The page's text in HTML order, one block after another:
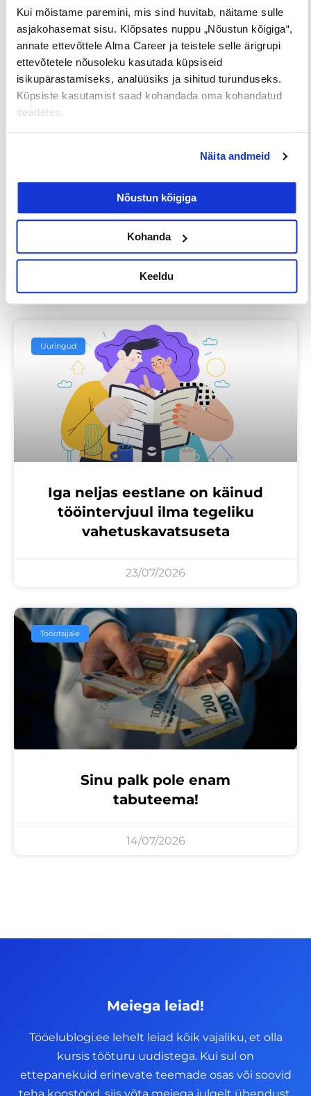
Kui mõistame paremini, mis sind huvitab, näitame sulle
asjakohasemat sisu. Klõpsates nuppu „Nõustun kõigiga“,
annate ettevõttele Alma Career ja teistele selle ärigrupi
ettevõtetele nõusoleku kasutada küpsiseid
isikupärastamiseks, analüüsiks ja sihitud turunduseks.
Küpsiste kasutamist saad kohandada oma kohandatud
seadetes.
Näita andmeid
Nõustun kõigiga
Kohanda
Keeldu
Palk alates
2500€
Lisateenimise
võimalus
noortele
Jaga postitust
EELMINE JÄRGMINE
Loe lisaks
Uuringud
Iga neljas eestlane on käinud
tööintervjuul ilma tegeliku
vahetuskavatsuseta
23/07/2026
Tööotsijale
Sinu palk pole enam
tabuteema!
14/07/2026
Meiega leiad!
Tööelublogi.ee lehelt leiad kõik vajaliku, et olla
kursis tööturu uudistega. Kui sul on
ettepanekuid erinevate teemade osas või soovid